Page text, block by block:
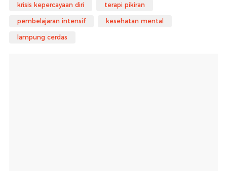
krisis kepercayaan diri terapi pikiran
pembelajaran intensif kesehatan mental
lampung cerdas